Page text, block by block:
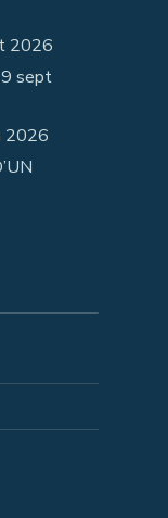
2026
sept
2026